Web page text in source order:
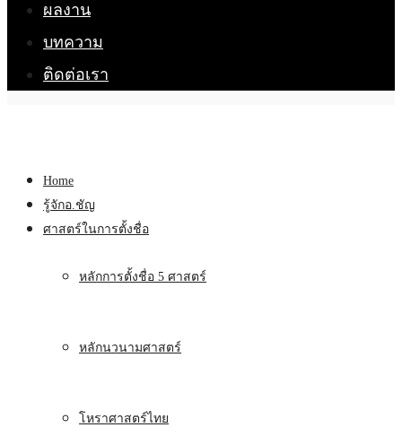
ผลงาน
บทความ
ติดต่อเรา
Home
รู้จักอ.ชัญ
ศาสตร์ในการตั้งชื่อ
หลักการตั้งชื่อ 5 ศาสตร์
หลักนวนามศาสตร์
โหราศาสตร์ไทย